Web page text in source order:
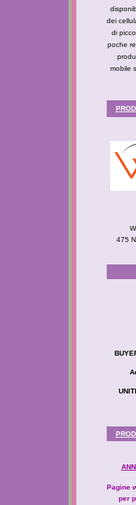
dei
di
poche
mobile
475
Pagine
per